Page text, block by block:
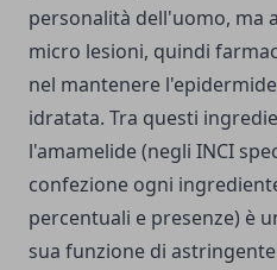
personalità dell'uomo, ma
micro lesioni, quindi
nel mantenere
idratata. Tra questi
l'amamelide (negli INCI
confezione ogni
percentuali e presenze) è
sua funzione di